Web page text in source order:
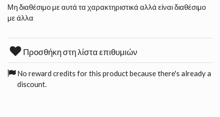
Μη διαθέσιμο με αυτά τα χαρακτηριστικά αλλά είναι διαθέσιμο
με άλλα
Προσθήκη στη λίστα επιθυμιών
No reward credits for this product because there's already a
discount.